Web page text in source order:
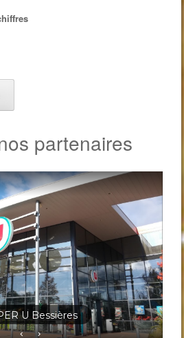
partenaires
Solignac Bessières